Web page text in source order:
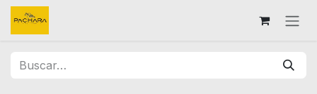
Ir al contenido